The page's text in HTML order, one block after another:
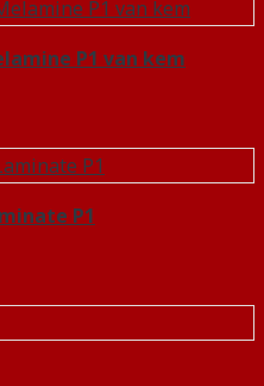
P1 van kem
P1